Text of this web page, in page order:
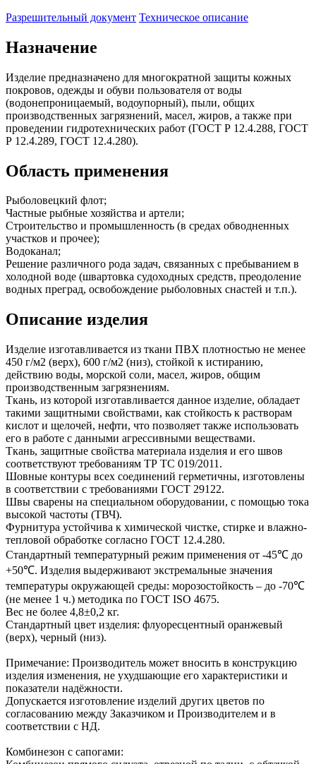
Разрешительный документ Техническое описание
Назначение
Изделие предназначено для многократной защиты кожных
покровов, одежды и обуви пользователя от воды
(водонепроницаемый, водоупорный), пыли, общих
производственных загрязнений, масел, жиров, а также при
проведении гидротехнических работ (ГОСТ Р 12.4.288, ГОСТ
Р 12.4.289, ГОСТ 12.4.280).
Область применения
Рыболовецкий флот;
Частные рыбные хозяйства и артели;
Строительство и промышленность (в средах обводненных
участков и прочее);
Водоканал;
Решение различного рода задач, связанных с пребыванием в
холодной воде (швартовка судоходных средств, преодоление
водных преград, освобождение рыболовных снастей и т.п.).
Описание изделия
Изделие изготавливается из ткани ПВХ плотностью не менее
450 г/м2 (верх), 600 г/м2 (низ), стойкой к истиранию,
действию воды, морской соли, масел, жиров, общим
производственным загрязнениям.
Ткань, из которой изготавливается данное изделие, обладает
такими защитными свойствами, как стойкость к растворам
кислот и щелочей, нефти, что позволяет также использовать
его в работе с данными агрессивными веществами.
Ткань, защитные свойства материала изделия и его швов
соответствуют требованиям ТР ТС 019/2011.
Шовные контуры всех соединений герметичны, изготовлены
в соответствии с требованиями ГОСТ 29122.
Швы сварены на специальном оборудовании, с помощью тока
высокой частоты (ТВЧ).
Фурнитура устойчива к химической чистке, стирке и влажно-
тепловой обработке согласно ГОСТ 12.4.280.
Стандартный температурный режим применения от -45℃ до
+50℃. Изделия выдерживают экстремальные значения
температуры окружающей среды: морозостойкость – до -70℃
(не менее 1 ч.) методика по ГОСТ ISO 4675.
Вес не более 4,8±0,2 кг.
Стандартный цвет изделия: флуоресцентный оранжевый
(верх), черный (низ).
Примечание: Производитель может вносить в конструкцию
изделия изменения, не ухудшающие его характеристики и
показатели надёжности.
Допускается изготовление изделий других цветов по
согласованию между Заказчиком и Производителем и в
соответствии с НД.
Комбинезон с сапогами: